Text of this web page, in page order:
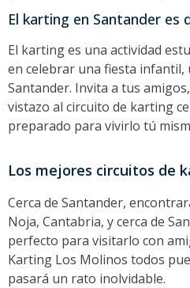
El karting en Santander
El karting es una actividad
en celebrar una fiesta infantil,
Santander. Invita a tus
vistazo al circuito de karting
preparado para vivirlo tú
Los mejores circuitos de
Cerca de Santander,
Noja, Cantabria, y cerca de
perfecto para visitarlo con
Karting Los Molinos todos
pasará un rato inolvidable.